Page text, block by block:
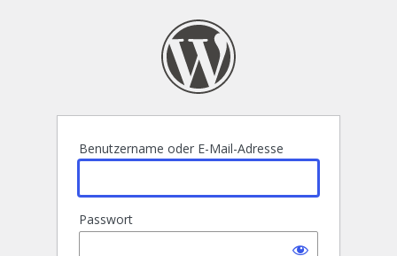
Benutzername oder E-Mail-Adresse
Passwort